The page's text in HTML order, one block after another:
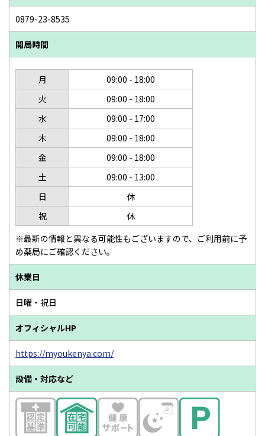
0879-23-8535
開局時間
月
09:00 - 18:00
火
09:00 - 18:00
水
09:00 - 17:00
木
09:00 - 18:00
金
09:00 - 18:00
土
09:00 - 13:00
日
休
祝
休
※最新の情報と異なる可能性もございますので、ご利用前に予
め薬局にご確認ください。
休業日
日曜・祝日
オフィシャルHP
https://myoukenya.com/
設備・対応など